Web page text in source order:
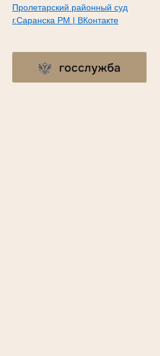
Пролетарский районный суд
г.Саранска РМ | ВКонтакте